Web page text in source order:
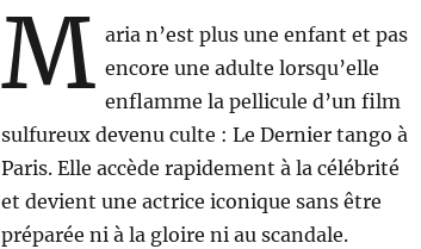
M aria n’est plus une enfant et pas
encore une adulte lorsqu’elle
enflamme la pellicule d’un film
sulfureux devenu culte : Le Dernier tango à
Paris. Elle accède rapidement à la célébrité
et devient une actrice iconique sans être
préparée ni à la gloire ni au scandale.